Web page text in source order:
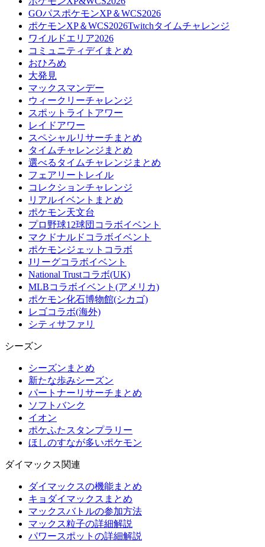
GOパスポケモンXP＆WCS2026
ポケモンXP＆WCS2026Twitchタイムチャレンジ
ワイルドエリア2026
コミュニティデイまとめ
おひろめ
大発見
マックスマンデー
ウィークリーチャレンジ
スポットライトアワー
レイドアワー
スペシャルリサーチまとめ
タイムチャレンジまとめ
選べるタイムチャレンジまとめ
フェアリートレイル
コレクションチャレンジ
リアルイベントまとめ
ポケモン天文台
プロ野球12球団コラボイベント
マクドナルドコラボイベント
ポケモンジェットコラボ
Jリーグコラボイベント
National Trustコラボ(UK)
MLBコラボイベント(アメリカ)
ポケモン化石博物館(シカゴ)
レゴコラボ(海外)
シティサファリ
シーズン
シーズンまとめ
新たな歩みシーズン
パートナーリサーチまとめ
ソフトバンク
イオン
ポケふたスタンプラリー
ほしのすなが多いポケモン
ダイマックス関連
ダイマックスの機能まとめ
キョダイマックスまとめ
マックスバトルの参加方法
マックス粒子の詳細解説
パワースポットの詳細解説